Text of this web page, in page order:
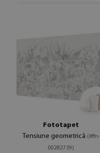
Fototapet
Tensiune geometrică (#ffn-
00282739)